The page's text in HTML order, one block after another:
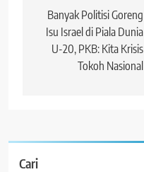
pos
Banyak Politisi Goreng
Isu Israel di Piala Dunia
U-20, PKB: Kita Krisis
Tokoh Nasional
Cari